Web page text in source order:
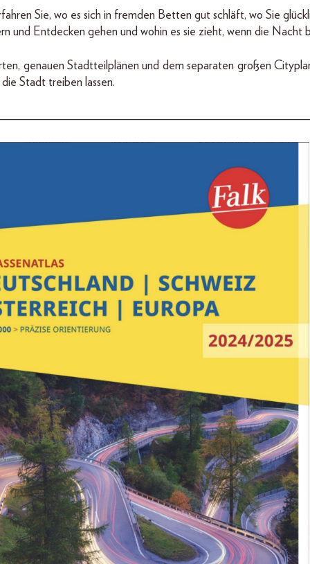
Sie, wo es sich in fremden Betten gut schläft, wo Sie
und Entdecken gehen und wohin es sie zieht, wenn die Nacht
genauen Stadtteilplänen und dem separaten großen
Stadt treiben lassen.